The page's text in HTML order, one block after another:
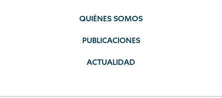
QUIÉNES SOMOS
PUBLICACIONES
ACTUALIDAD